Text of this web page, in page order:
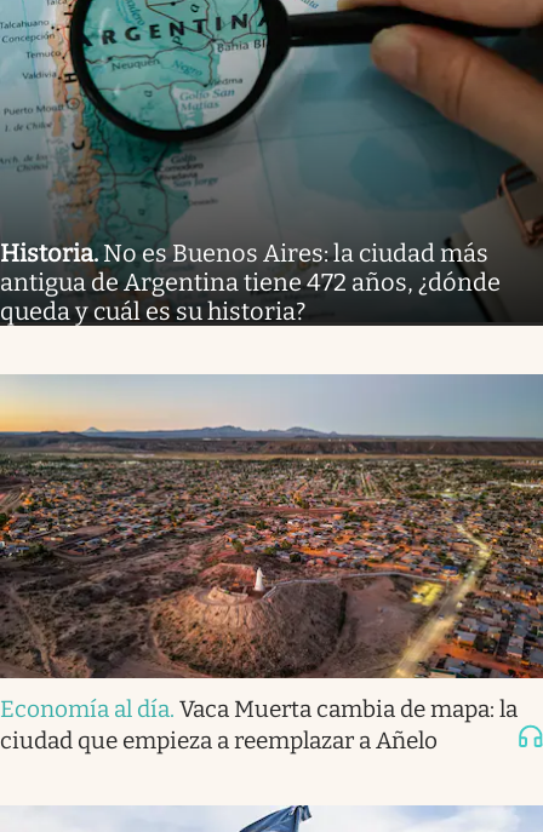
Historia. No es Buenos Aires: la ciudad más
antigua de Argentina tiene 472 años, ¿dónde
queda y cuál es su historia?
Economía al día. Vaca Muerta cambia de mapa: la
ciudad que empieza a reemplazar a Añelo